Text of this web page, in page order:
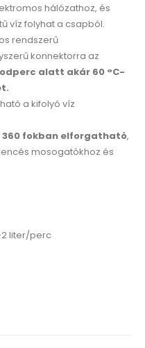
hálózathoz, és
víz folyhat a csapból.
rendszerű
konnektorra az
alatt akár 60 °C-
a kifolyó víz
360 fokban elforgatható,
mosogatókhoz és
2 liter/perc